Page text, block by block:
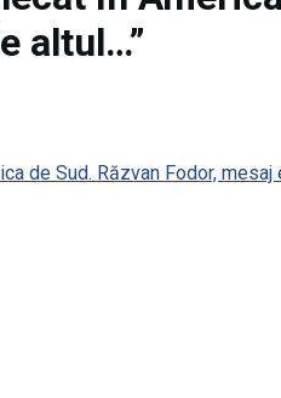
altul…”